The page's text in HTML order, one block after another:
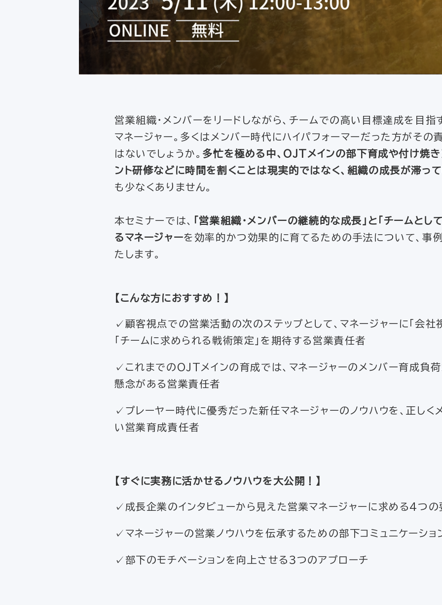
営業組織・メンバーをリードしながら、チームでの高い目標達成を目指
マネージャー。多くはメンバー時代にハイパフォーマーだった方がその
はないでしょうか。 多忙を極める中、OJTメインの部下育成や付け焼
ント研修などに時間を割くことは現実的ではなく、組織の成長が滞っ
も少なくありません。
本セミナーでは、
「営業組織・メンバーの継続的な成長」と「チームと
るマネージャーを効率的かつ効果的に育てるための手法について、事
たします。
【 こんな方におすすめ！ 】
✓顧客視点での営業活動の次のステップとして、マネージャーに「会社
「チームに求められる戦術策定」を期待する営業責任者
✓これまでのOJTメインの育成では、マネージャーのメンバー育成負
懸念がある営業責任者
✓プレーヤー時代に優秀だった新任マネージャーのノウハウを、正しく
い営業育成責任者
【すぐに実務に活かせるノウハウを大公開！】
✓成長企業のインタビューから見えた営業マネージャーに求める4つの
✓マネージャーの営業ノウハウを伝承するための部下コミュニケーショ
✓部下のモチベーションを向上させる３つのアプローチ